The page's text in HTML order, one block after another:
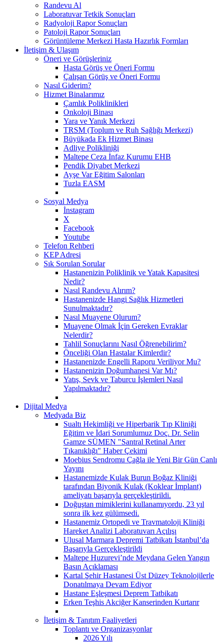
Randevu Al
Laboratuvar Tetkik Sonuçları
Radyoloji Rapor Sonuçları
Patoloji Rapor Sonuçları
Görüntüleme Merkezi Hasta Hazırlık Formları
İletişim & Ulaşım
Öneri ve Görüşleriniz
Hasta Görüş ve Öneri Formu
Çalışan Görüş ve Öneri Formu
Nasıl Giderim?
Hizmet Binalarımız
Çamlık Poliklinikleri
Onkoloji Binası
Yara ve Yanık Merkezi
TRSM (Toplum ve Ruh Sağlığı Merkezi)
Büyükada Ek Hizmet Binası
Adliye Polikliniği
Maltepe Ceza İnfaz Kurumu EHB
Pendik Diyabet Merkezi
Ayşe Var Eğitim Salonları
Tuzla EASM
Sosyal Medya
İnstagram
X
Facebook
Youtube
Telefon Rehberi
KEP Adresi
Sık Sorulan Sorular
Hastanenizin Poliklinik ve Yatak Kapasitesi
Nedir?
Nasıl Randevu Alırım?
Hastanenizde Hangi Sağlık Hizmetleri
Sunulmaktadır?
Nasıl Muayene Olurum?
Muayene Olmak İçin Gereken Evraklar
Nelerdir?
Tahlil Sonuçlarını Nasıl Öğrenebilirim?
Önceliği Olan Hastalar Kimlerdir?
Hastanenizde Engelli Raporu Veriliyor Mu?
Hastanenizin Doğumhanesi Var Mı?
Yatış, Sevk ve Taburcu İşlemleri Nasıl
Yapılmaktadır?
Dijital Medya
Medyada Biz
Sualtı Hekimliği ve Hiperbarik Tıp Kliniği
Eğitim ve İdari Sorumlumuz Doç. Dr. Selin
Gamze SÜMEN "Santral Retinal Arter
Tıkanıklığı" Haber Çekimi
Moebius Sendromu Çağla ile Yeni Bir Gün Canlı
Yayını
Hastanemizde Kulak Burun Boğaz Kliniği
tarafından Biyonik Kulak (Koklear İmplant)
ameliyatı başarıyla gerçekleştirildi.
Doğuştan mimiklerini kullanamıyordu, 23 yıl
sonra ilk kez gülümsedi.
Hastanemiz Ortopedi ve Travmatoloji Kliniği
Hareket Analizi Laboratuvarı Açılışı
Ulusal Marmara Depremi Tatbikatı İstanbul’da
Başarıyla Gerçekleştirildi
Maltepe Huzurevi’nde Meydana Gelen Yangın
Basın Açıklaması
Kartal Şehir Hastanesi Üst Düzey Teknolojilerle
Donatılmaya Devam Ediyor
Hastane Eşleşmesi Deprem Tatbikatı
Erken Teşhis Akciğer Kanserinden Kurtarır
İletişim & Tanıtım Faaliyetleri
Toplantı ve Organizasyonlar
2026 Yılı